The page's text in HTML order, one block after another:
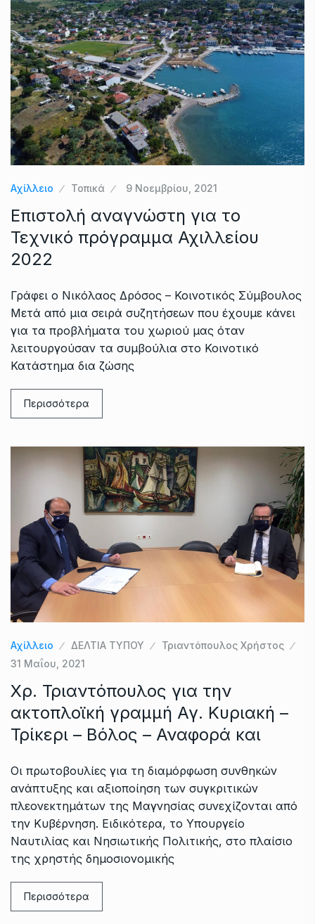
Αχίλλειο Τοπικά 9 Νοεμβρίου, 2021
Επιστολή αναγνώστη για το
Τεχνικό πρόγραμμα Αχιλλείου
2022
Γράφει ο Νικόλαος Δρόσος – Κοινοτικός Σύμβουλος
Μετά από μια σειρά συζητήσεων που έχουμε κάνει
για τα προβλήματα του χωριού μας όταν
λειτουργούσαν τα συμβούλια στο Κοινοτικό
Κατάστημα δια ζώσης
Περισσότερα
Αχίλλειο ΔΕΛΤΙΑ ΤΥΠΟΥ
Τριαντόπουλος Χρήστος
31 Μαΐου, 2021
Χρ. Τριαντόπουλος για την
ακτοπλοϊκή γραμμή Αγ. Κυριακή –
Τρίκερι – Βόλος – Αναφορά και
Οι πρωτοβουλίες για τη διαμόρφωση συνθηκών
ανάπτυξης και αξιοποίηση των συγκριτικών
πλεονεκτημάτων της Μαγνησίας συνεχίζονται από
την Κυβέρνηση. Ειδικότερα, το Υπουργείο
Ναυτιλίας και Νησιωτικής Πολιτικής, στο πλαίσιο
της χρηστής δημοσιονομικής
Περισσότερα